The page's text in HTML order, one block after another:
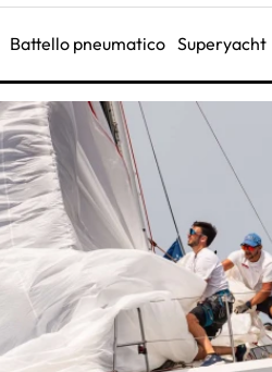
Battello pneumatico Superyacht